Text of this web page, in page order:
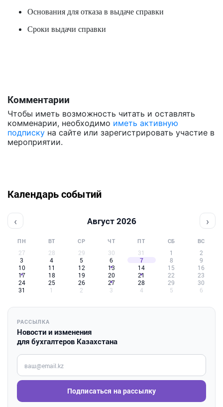
Основания для отказа в выдаче справки
Сроки выдачи справки
Комментарии
Чтобы иметь возможность читать и оставлять
комменарии, необходимо иметь активную
подписку на сайте или зарегистрировать участие в
мероприятии.
Календарь событий
‹ Август 2026 ›
ПН ВТ СР ЧТ ПТ СБ ВС
27 28 29 30 31 1
2
3
4 5 6 7 8
9
10
11 12 13 14 15
16
17
18 19 20 21 22
23
24
25 26 27 28 29
30
31
1 2 3 4 5 6
РАССЫЛКА
Новости и изменения
для бухгалтеров Казахстана
Введите ваш e-mail
Подписаться на рассылку